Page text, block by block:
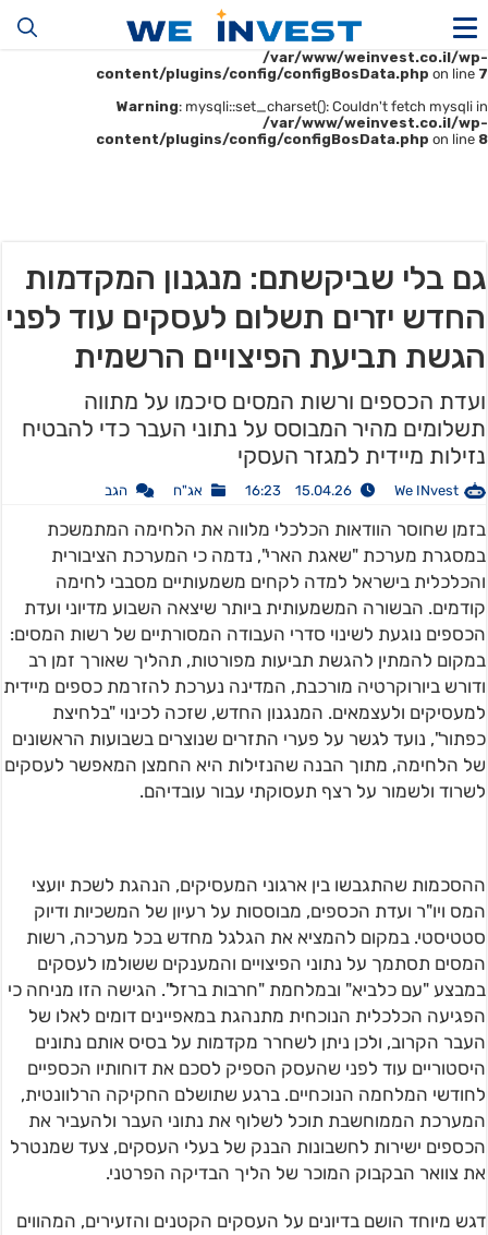
Warning
: mysqli::__construct(): (HY000/1045): Access denied for user
'u414896523_maofData'@'161.35.22.140' (using password: YES) in
/var/www/weinvest.co.il/wp-
content/plugins/config/configBosData.php on line 7
Warning: mysqli::set_charset(): Couldn't fetch mysqli in
/var/www/weinvest.co.il/wp-
content/plugins/config/configBosData.php on line 8
גם בלי שביקשתם: מנגנון המקדמות
החדש יזרים תשלום לעסקים עוד לפני
הגשת תביעת הפיצויים הרשמית
ועדת הכספים ורשות המסים סיכמו על מתווה
תשלומים מהיר המבוסס על נתוני העבר כדי להבטיח
נזילות מיידית למגזר העסקי
We INvest
15.04.26 16:23 אג"ח הגב
בזמן שחוסר הוודאות הכלכלי מלווה את הלחימה המתמשכת
במסגרת מערכת "שאגת הארי", נדמה כי המערכת הציבורית
והכלכלית בישראל למדה לקחים משמעותיים מסבבי לחימה
קודמים. הבשורה המשמעותית ביותר שיצאה השבוע מדיוני ועדת
הכספים נוגעת לשינוי סדרי העבודה המסורתיים של רשות המסים:
במקום להמתין להגשת תביעות מפורטות, תהליך שאורך זמן רב
ודורש ביורוקרטיה מורכבת, המדינה נערכת להזרמת כספים מיידית
למעסיקים ולעצמאים. המנגנון החדש, שזכה לכינוי "בלחיצת
כפתור", נועד לגשר על פערי התזרים שנוצרים בשבועות הראשונים
של הלחימה, מתוך הבנה שהנזילות היא החמצן המאפשר לעסקים
לשרוד ולשמור על רצף תעסוקתי עבור עובדיהם.
ההסכמות שהתגבשו בין ארגוני המעסיקים, הנהגת לשכת יועצי
המס ויו"ר ועדת הכספים, מבוססות על רעיון של המשכיות ודיוק
סטטיסטי. במקום להמציא את הגלגל מחדש בכל מערכה, רשות
המסים תסתמך על נתוני הפיצויים והמענקים ששולמו לעסקים
במבצע "עם כלביא" ובמלחמת "חרבות ברזל". הגישה הזו מניחה כי
הפגיעה הכלכלית הנוכחית מתנהגת במאפיינים דומים לאלו של
העבר הקרוב, ולכן ניתן לשחרר מקדמות על בסיס אותם נתונים
היסטוריים עוד לפני שהעסק הספיק לסכם את דוחותיו הכספיים
לחודשי המלחמה הנוכחיים. ברגע שתושלם החקיקה הרלוונטית,
המערכת הממוחשבת תוכל לשלוף את נתוני העבר ולהעביר את
הכספים ישירות לחשבונות הבנק של בעלי העסקים, צעד שמנטרל
את צוואר הבקבוק המוכר של הליך הבדיקה הפרטני.
דגש מיוחד הושם בדיונים על העסקים הקטנים והזעירים, המהווים